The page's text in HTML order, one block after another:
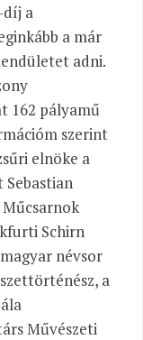
díj a
a már
adni.
162 pályamű
szerint
elnöke a
Schirn
névsor
a
Művészeti